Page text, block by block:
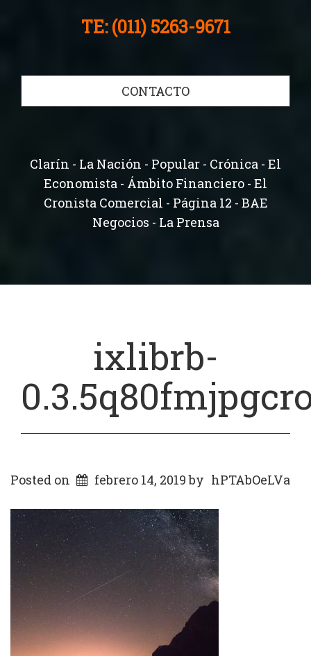
TE: (011) 5263-9671
CONTACTO
Clarín - La Nación - Popular - Crónica - El
Economista - Ámbito Financiero - El
Cronista Comercial - Página 12 - BAE
Negocios - La Prensa
ixlibrb-
Posted on febrero 14, 2019by hPTAbOeLVa